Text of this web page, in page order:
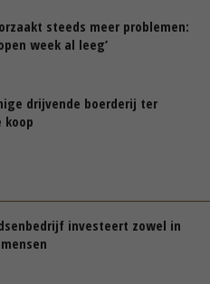
steeds meer problemen:
week al leeg’
drijvende boerderij ter
investeert zowel in